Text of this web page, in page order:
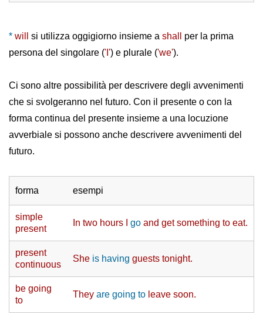
* will si utilizza oggigiorno insieme a shall
per la prima
persona del singolare ('I') e plurale ('we').
Ci sono altre possibilità per descrivere degli avvenimenti
che si svolgeranno nel futuro. Con il presente o con la
forma continua del presente insieme a una locuzione
avverbiale si possono anche descrivere avvenimenti del
futuro.
forma esempi
simple
present
In two hours I go and get something to eat.
present
continuous
She is having guests tonight.
be going
to
They are going to leave soon.